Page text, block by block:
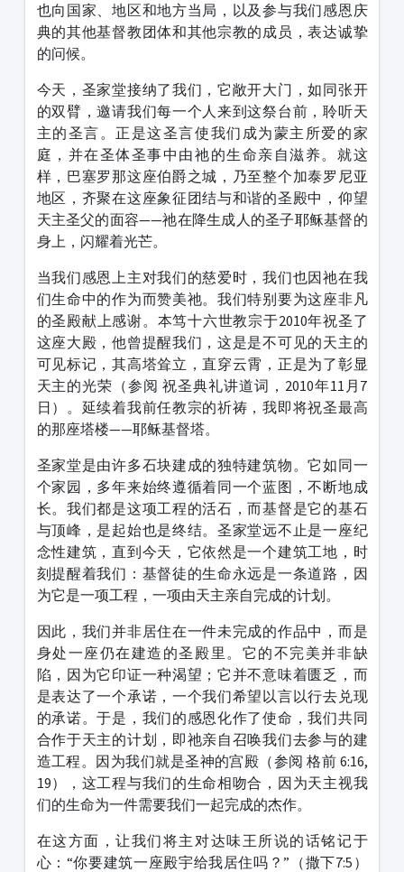
也向国家、地区和地方当局，以及参与我们感恩庆
典的其他基督教团体和其他宗教的成员，表达诚挚
的问候。
今天，圣家堂接纳了我们，它敞开大门，如同张开
的双臂，邀请我们每一个人来到这祭台前，聆听天
主的圣言。正是这圣言使我们成为蒙主所爱的家
庭，并在圣体圣事中由祂的生命亲自滋养。就这
样，巴塞罗那这座伯爵之城，乃至整个加泰罗尼亚
地区，齐聚在这座象征团结与和谐的圣殿中，仰望
天主圣父的面容——祂在降生成人的圣子耶稣基督的
身上，闪耀着光芒。
当我们感恩上主对我们的慈爱时，我们也因祂在我
们生命中的作为而赞美祂。我们特别要为这座非凡
的圣殿献上感谢。本笃十六世教宗于2010年祝圣了
这座大殿，他曾提醒我们，这是是不可见的天主的
可见标记，其高塔耸立，直穿云霄，正是为了彰显
天主的光荣（参阅 祝圣典礼讲道词，2010年11月7
日）。延续着我前任教宗的祈祷，我即将祝圣最高
的那座塔楼——耶稣基督塔。
圣家堂是由许多石块建成的独特建筑物。它如同一
个家园，多年来始终遵循着同一个蓝图，不断地成
长。我们都是这项工程的活石，而基督是它的基石
与顶峰，是起始也是终结。圣家堂远不止是一座纪
念性建筑，直到今天，它依然是一个建筑工地，时
刻提醒着我们：基督徒的生命永远是一条道路，因
为它是一项工程，一项由天主亲自完成的计划。
因此，我们并非居住在一件未完成的作品中，而是
身处一座仍在建造的圣殿里。它的不完美并非缺
陷，因为它印证一种渴望；它并不意味着匮乏，而
是表达了一个承诺，一个我们希望以言以行去兑现
的承诺。于是，我们的感恩化作了使命，我们共同
合作于天主的计划，即祂亲自召唤我们去参与的建
造工程。因为我们就是圣神的宫殿（参阅 格前 6:16,
19），这工程与我们的生命相吻合，因为天主视我
们的生命为一件需要我们一起完成的杰作。
在这方面，让我们将主对达味王所说的话铭记于
心：“你要建筑一座殿宇给我居住吗？”（撒下7:5）